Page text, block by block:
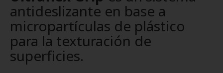
antideslizante en base a
micropartículas de plástico
para la texturación de
superficies.